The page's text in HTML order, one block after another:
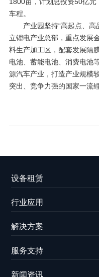
车程。
产业园坚持“高起点、
立锂电产业总部，重点发展
料生产加工区，配套发展隔
电池、蓄能电池、消费电池
源汽车产业，打造产业规模
突出、竞争力强的国家一流
设备租赁
行业应用
解决方案
服务支持
新闻资讯